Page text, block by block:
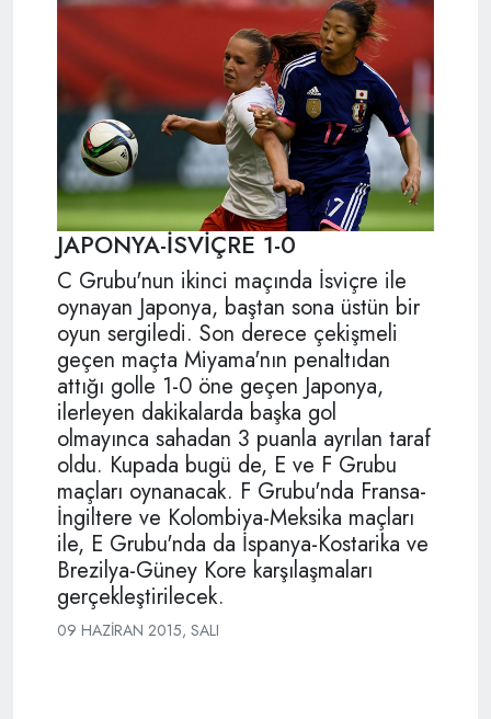
JAPONYA-İSVİÇRE 1-0
C Grubu'nun ikinci maçında İsviçre ile
oynayan Japonya, baştan sona üstün bir
oyun sergiledi. Son derece çekişmeli
geçen maçta Miyama'nın penaltıdan
attığı golle 1-0 öne geçen Japonya,
ilerleyen dakikalarda başka gol
olmayınca sahadan 3 puanla ayrılan taraf
oldu. Kupada bugü de, E ve F Grubu
maçları oynanacak. F Grubu'nda Fransa-
İngiltere ve Kolombiya-Meksika maçları
ile, E Grubu'nda da İspanya-Kostarika ve
Brezilya-Güney Kore karşılaşmaları
gerçekleştirilecek.
09 HAZIRAN 2015, SALI